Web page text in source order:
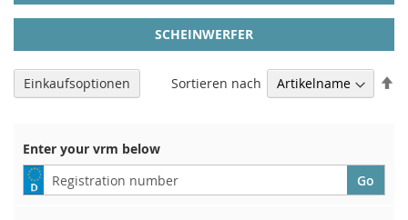
SCHEINWERFER
Sortieren nach
Enter your vrm below
Einkaufsoptionen